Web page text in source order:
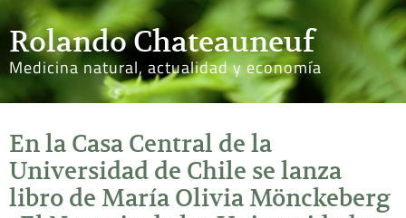
Rolando Chateauneuf
Medicina natural, actualidad y economía
En la Casa Central de la
Universidad de Chile se lanza
libro de María Olivia Mönckeberg